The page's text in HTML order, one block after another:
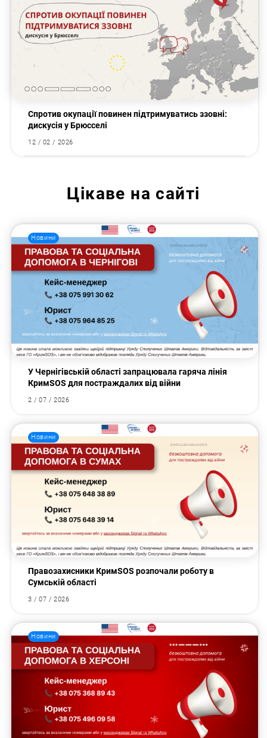
Спротив окупації повинен підтримуватись ззовні:
дискусія у Брюсселі
12 / 02 / 2026
Цікаве на сайті
Новини
У Чернігівській області запрацювала гаряча лінія
КримSOS для постраждалих від війни
2 / 07 / 2026
Новини
Правозахисники КримSOS розпочали роботу в
Сумській області
3 / 07 / 2026
Новини